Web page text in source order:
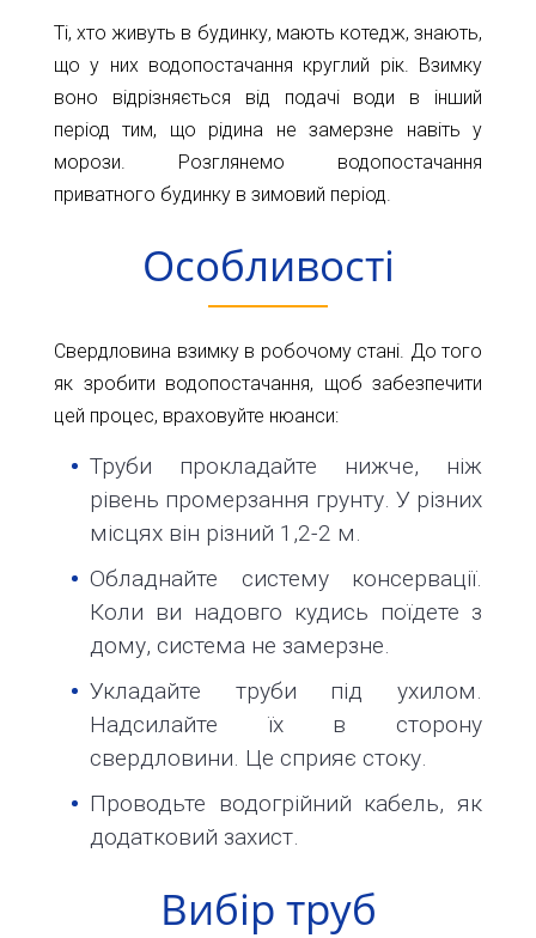
Новини
Статті
Відгуки
Контакти
м.Київ
вул.
Окружна,
4
(біля
гіпермаркету
Ашан)
02
+38098-
856-
info@1kbk.com.ua
Ті, хто живуть в будинку, мають котедж, знають,
що у них водопостачання круглий рік. Взимку
воно відрізняється від подачі води в інший
період тим, що рідина не замерзне навіть у
морози. Розглянемо водопостачання
приватного будинку в зимовий період.
Особливості
Свердловина взимку в робочому стані. До того
як зробити водопостачання, щоб забезпечити
цей процес, враховуйте нюанси:
Труби прокладайте нижче, ніж
рівень промерзання грунту. У різних
місцях він різний 1,2-2 м.
Обладнайте систему консервації.
Коли ви надовго кудись поїдете з
дому, система не замерзне.
Укладайте труби під ухилом.
Надсилайте їх в сторону
свердловини. Це сприяє стоку.
Проводьте водогрійний кабель, як
додатковий захист.
Вибір труб